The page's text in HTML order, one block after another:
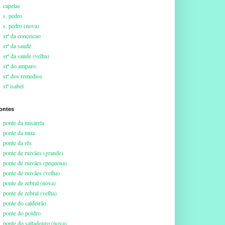
capelas
s. pedro
s. pedro (nova)
srª da conceicao
srª da saude
srª da saude (velha)
srª do amparo
srª dos remedios
stª isabel
ponte da misarela
ponte da mua
ponte da rês
ponte de ruivães (grande)
ponte de ruivães (pequena)
ponte de ruivães (velha)
ponte de zebral (nova)
ponte de zebral (velha)
ponte do caldeirão
ponte do poldro
ponte do saltadouro (nova)